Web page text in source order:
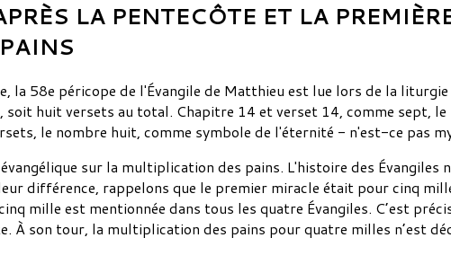
LA PENTECÔTE ET LA
la 58e péricope de l'Évangile de Matthieu est lue lors de la
huit versets au total. Chapitre 14 et verset 14, comme sept,
le nombre huit, comme symbole de l'éternité - n'est-ce pas
sur la multiplication des pains. L'histoire des Évangiles
différence, rappelons que le premier miracle était pour cinq
mille est mentionnée dans tous les quatre Évangiles. C’est
À son tour, la multiplication des pains pour quatre milles n’est